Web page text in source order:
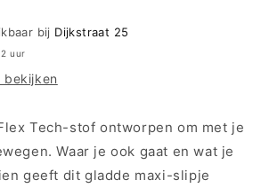
bij Dijkstraat 25
uur
bekijken
Tech-stof ontworpen om met je
Waar je ook gaat en wat je
geeft dit gladde maxi-slipje